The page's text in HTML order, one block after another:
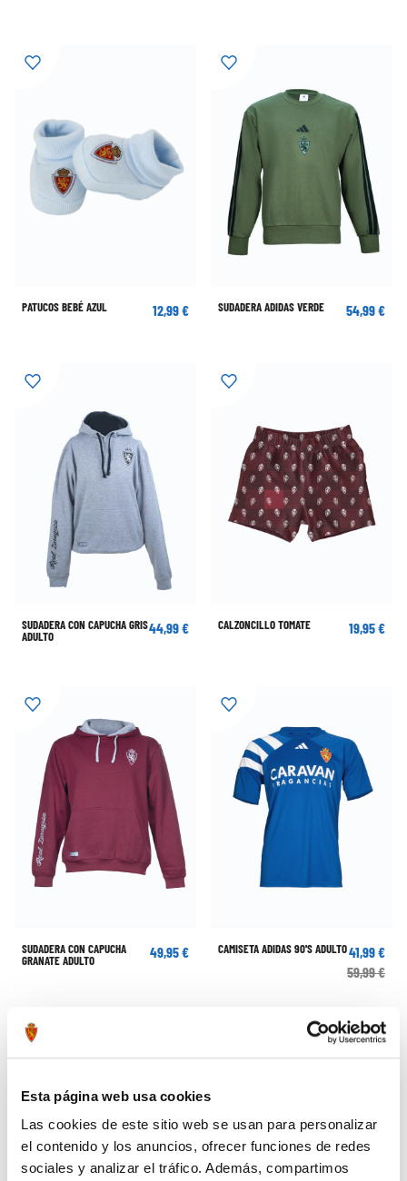
Esta página web usa cookies
Las cookies de este sitio web se usan para personalizar
el contenido y los anuncios, ofrecer funciones de redes
sociales y analizar el tráfico. Además, compartimos
PATUCOS BEBÉ AZUL 12,99 € SUDADERA ADIDAS VERDE 54,99 €
SUDADERA CON CAPUCHA GRIS
ADULTO
44,99 € CALZONCILLO TOMATE 19,95 €
SUDADERA CON CAPUCHA
GRANATE ADULTO
49,95 € CAMISETA ADIDAS 90'S ADULTO41,99 €
59,99 €
-30%